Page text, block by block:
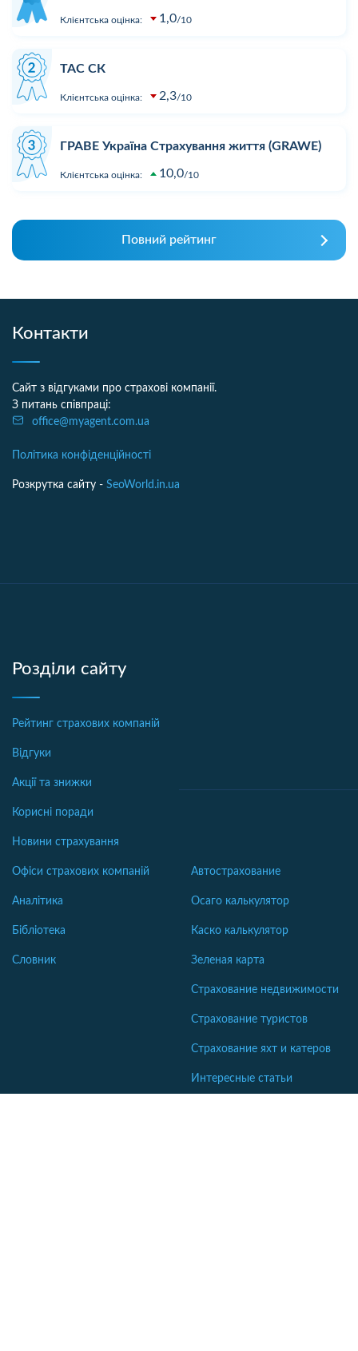
Клієнтська оцінка: 1,0 10
ТАС СК
Клієнтська оцінка: 2,3 10
ГРАВЕ Україна Страхування життя (GRAWE)
Клієнтська оцінка: 10,0 10
Повний рейтинг
Контакти
Сайт з відгуками про страхові компанії.
З питань співпраці:
office@myagent.com.ua
Політика конфіденційності
Розкрутка сайту - SeoWorld.in.ua
Розділи сайту
Рейтинг страхових компаній
Відгуки
Акції та знижки
Корисні поради
Новини страхування
Офіси страхових компаній
Аналітика
Бібліотека
Словник
Автострахование
Осаго калькулятор
Каско калькулятор
Зеленая карта
Страхование недвижимости
Страхование туристов
Страхование яхт и катеров
Интересные статьи